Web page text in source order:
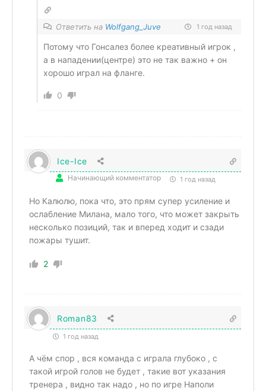
Ответить на Wolfgang_Juve 1 год назад
Потому что Гонсалез более креативный игрок ,
а в нападении(центре) это не так важно + он
хорошо играл на фланге.
0
Ice-Ice
Начинающий комментатор 1 год назад
Но Калюлю, пока что, это прям супер усиление и
ослабление Милана, мало того, что может закрыть
несколько позиций, так и вперед ходит и сзади
пожары тушит.
2
Roman83
1 год назад
А чём спор , вся команда с играла глубоко , с
такой игрой голов не будет , такие вот указания
тренера , видно так надо , но по игре Наполи